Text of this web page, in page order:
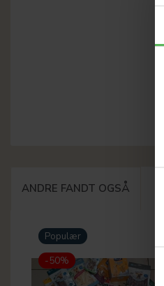
ANDRE FANDT OGSÅ
Populær
-50%